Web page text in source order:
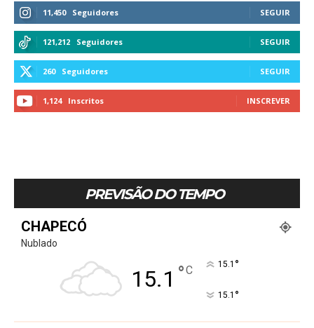
11,450 Seguidores SEGUIR
121,212 Seguidores SEGUIR
260 Seguidores SEGUIR
1,124 Inscritos INSCREVER
PREVISÃO DO TEMPO
CHAPECÓ
Nublado
15.1 °C 15.1 °
15.1 °